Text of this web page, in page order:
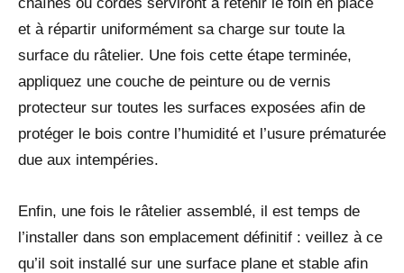
et à répartir uniformément sa charge sur toute la
surface du râtelier. Une fois cette étape terminée,
appliquez une couche de peinture ou de vernis
protecteur sur toutes les surfaces exposées afin de
protéger le bois contre l’humidité et l’usure prématurée
due aux intempéries.
Enfin, une fois le râtelier assemblé, il est temps de
l’installer dans son emplacement définitif : veillez à ce
qu’il soit installé sur une surface plane et stable afin